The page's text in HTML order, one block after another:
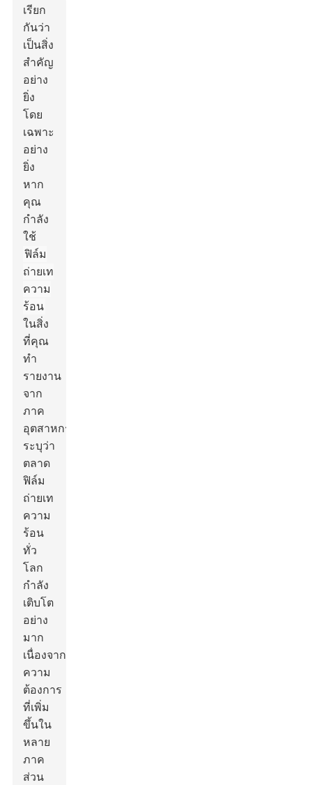
เรียก
กันว่า
เป็นสิ่ง
สำคัญ
อย่าง
ยิ่ง
โดย
เฉพาะ
อย่าง
ยิ่ง
หาก
คุณ
กำลัง
ใช้
ฟิล์ม
ถ่ายเท
ความ
ร้อน
ในสิ่ง
ที่คุณ
ทำ
รายงาน
จาก
ภาค
อุตสาหกรรม
ระบุว่า
ตลาด
ฟิล์ม
ถ่ายเท
ความ
ร้อน
ทั่ว
โลก
กำลัง
เติบโต
อย่าง
มาก
เนื่องจาก
ความ
ต้องการ
ที่เพิ่ม
ขึ้นใน
หลาย
ภาค
ส่วน